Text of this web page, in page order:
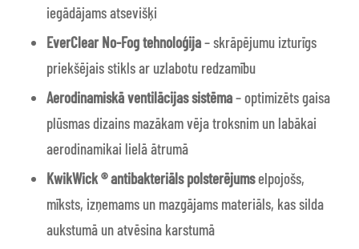
iegādājams atsevišķi
EverClear No-Fog tehnoloģija– skrāpējumu izturīgs
priekšējais stikls ar uzlabotu redzamību
Aerodinamiskā ventilācijas sistēma– optimizēts gaisa
plūsmas dizains mazākam vēja troksnim un labākai
aerodinamikai lielā ātrumā
KwikWick ® antibakteriāls polsterējumselpojošs,
mīksts, izņemams un mazgājams materiāls, kas silda
aukstumā un atvēsina karstumā